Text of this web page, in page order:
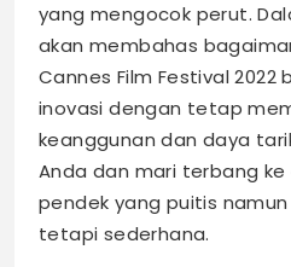
yang mengocok perut.
akan membahas
Cannes Film Festival 2022
inovasi dengan tetap
keanggunan dan daya
Anda dan mari terbang
pendek yang puitis
tetapi sederhana.